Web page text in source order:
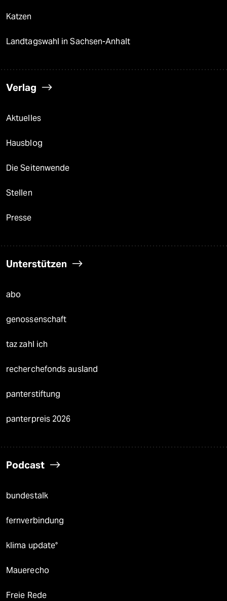
Katzen
Landtagswahl in Sachsen-Anhalt
Verlag
Aktuelles
Hausblog
Die Seitenwende
Stellen
Presse
Unterstützen
abo
genossenschaft
taz zahl ich
recherchefonds ausland
panterstiftung
panterpreis 2026
Podcast
bundestalk
fernverbindung
klima update°
Mauerecho
Freie Rede